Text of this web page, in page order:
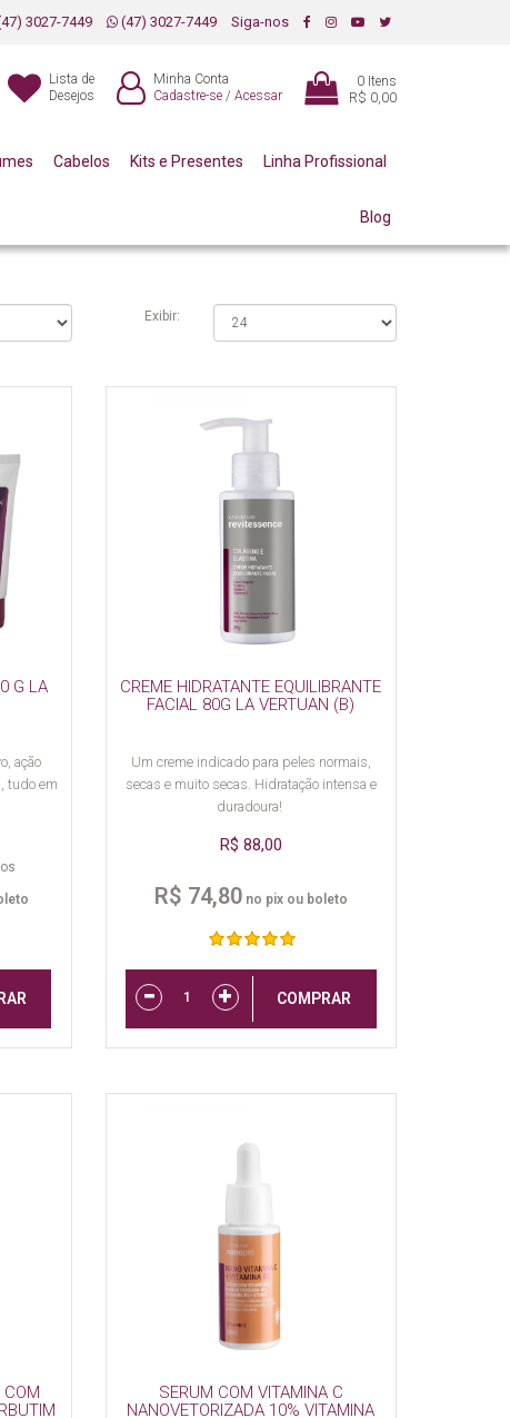
3027-7449 (47) 3027-7449 Siga-nos
Lista de
Desejos
Minha Conta
Cadastre-se / Acessar
0 Itens
R$ 0,00
Cabelos Kits e Presentes Linha Profissional
Blog
Exibir:
G LA
ação
tudo em
CREME HIDRATANTE EQUILIBRANTE
FACIAL 80G LA VERTUAN (B)
Um creme indicado para peles normais,
secas e muito secas. Hidratação intensa e
duradoura!
R$ 88,00
R$ 74,80no pix ou boleto
COMPRAR
COM
SERUM COM VITAMINA C
NANOVETORIZADA 10% VITAMINA